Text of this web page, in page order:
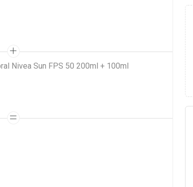
Nivea Sun FPS 50 200ml + 100ml